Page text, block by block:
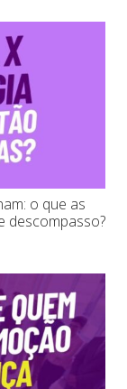
o que as
descompasso?